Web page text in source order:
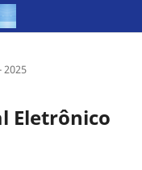
2025
Eletrônico